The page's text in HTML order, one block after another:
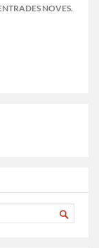
NOVES.
